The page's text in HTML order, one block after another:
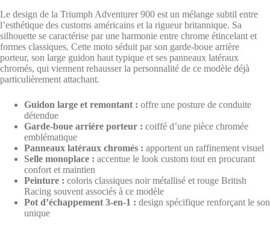
Le design de la Triumph Adventurer 900 est un mélange subtil entre
l’esthétique des customs américains et la rigueur britannique. Sa
silhouette se caractérise par une harmonie entre chrome étincelant et
formes classiques. Cette moto séduit par son garde-boue arrière
porteur, son large guidon haut typique et ses panneaux latéraux
chromés, qui viennent rehausser la personnalité de ce modèle déjà
particulièrement attachant.
Guidon large et remontant : offre une posture de conduite
détendue
Garde-boue arrière porteur : coiffé d’une pièce chromée
emblématique
Panneaux latéraux chromés : apportent un raffinement visuel
Selle monoplace : accentue le look custom tout en procurant
confort et maintien
Peinture : coloris classiques noir métallisé et rouge British
Racing souvent associés à ce modèle
Pot d’échappement 3-en-1 : design spécifique renforçant le son
unique